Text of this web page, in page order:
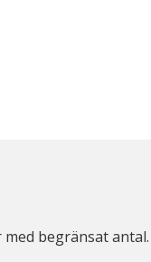
begränsat